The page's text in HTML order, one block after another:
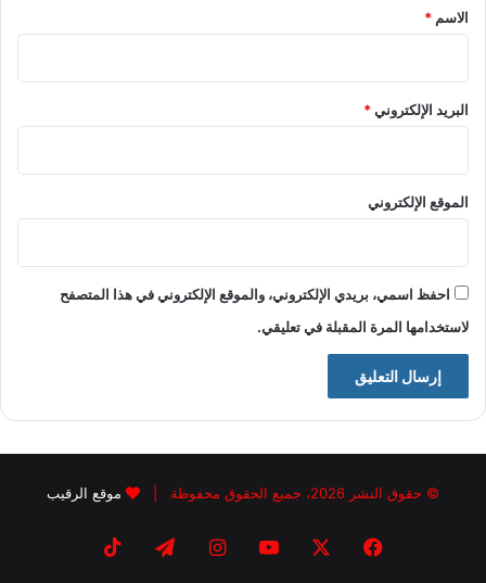
*
الاسم *
البريد الإلكتروني*
الموقع الإلكتروني
احفظ اسمي، بريدي الإلكتروني، والموقع الإلكتروني في هذا المتصفح
لاستخدامها المرة المقبلة في تعليقي.
© حقوق النشر 2026، جميع الحقوق محفوظة | موقع الرقيب
فيسبوك يوتيوبانستقرامتيلقرام